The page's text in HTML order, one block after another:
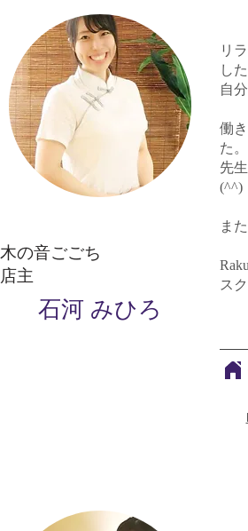
木の音ごごち
店主
石河 みひろ
リ
した
自
働
た。
先
(^^)
ま
ス